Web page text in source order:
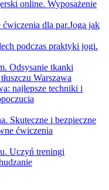
online. Wyposażenie
dla par.Joga jak
podczas praktyki jogi.
Odsysanie tkanki
Warszawa
najlepsze techniki i
Skuteczne i bezpieczne
ćwiczenia
Uczyń treningi